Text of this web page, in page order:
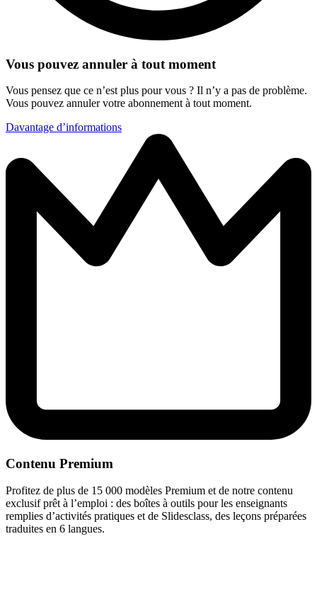
Vous pouvez annuler à tout moment
Vous pensez que ce n’est plus pour vous ? Il n’y a pas de problème.
Vous pouvez annuler votre abonnement à tout moment.
Davantage d’informations
Contenu Premium
Profitez de plus de 15 000 modèles Premium et de notre contenu
exclusif prêt à l’emploi : des boîtes à outils pour les enseignants
remplies d’activités pratiques et de Slidesclass, des leçons préparées
traduites en 6 langues.